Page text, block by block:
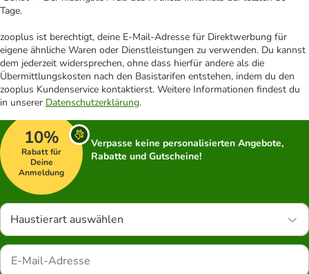
Tage.
zooplus ist berechtigt, deine E-Mail-Adresse für Direktwerbung für
eigene ähnliche Waren oder Dienstleistungen zu verwenden. Du kannst
dem jederzeit widersprechen, ohne dass hierfür andere als die
Übermittlungskosten nach den Basistarifen entstehen, indem du den
zooplus Kundenservice kontaktierst. Weitere Informationen findest du
in unserer Datenschutzerklärung.
10%
Rabatt für
Deine
Anmeldung
Verpasse keine personalisierten Angebote,
Rabatte und Gutscheine!
Haustierart auswählen